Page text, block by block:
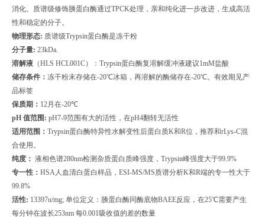
消化。质谱级修饰胰蛋白酶通过TPCK处理，亲和纯化进一步改进，生成高活
性和稳定的分子。
物理形态: 质谱级Trypsin蛋白酶是冻干粉
分子量: 23kDa.
溶解液 （HLS HCL001C）： Trypsin蛋白酶复溶解缓冲液建议1mM盐酸
储存条件： 冻干粉末存储在-20℃冰箱，再溶解的酶储存在-20℃。有效期见产
品标签
保质期： 12月在-20℃
pH 值范围: pH7-9范围有大的活性，在pH4翻转无活性
适用范围： Trypsin蛋白酶特异性水解变性后蛋白质K和R位，推荐和rLys-C混
合使用。
纯度： 液相色谱280nm检测杂质蛋白质峰强度， Trypsin峰强度大于99.9%
专一性： HSA 人血清白蛋白样品， ESI-MS/MS 质谱分析K和R端的专一性大于
99.8%
活性: 13397u/mg; 单位定义：胰蛋白酶同酶底物BAEE反应，在25℃需要产生
每分钟在波长253nm 每0.001吸收值的差的数量